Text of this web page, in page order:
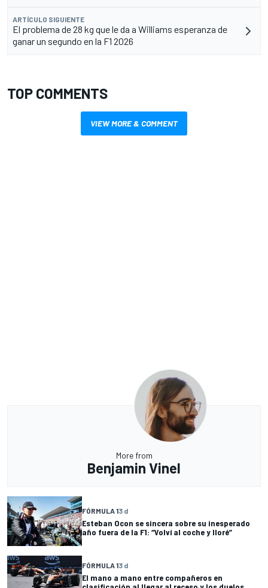
ARTÍCULO SIGUIENTE
El problema de 28 kg que le da a Williams esperanza de
ganar un segundo en la F1 2026
TOP COMMENTS
VIEW MORE & COMMENT
More from
Benjamin Vinel
FÓRMULA 13 d
Esteban Ocon se sincera sobre su inesperado
año fuera de la F1: “Volví al coche y lloré”
FÓRMULA 13 d
El mano a mano entre compañeros en